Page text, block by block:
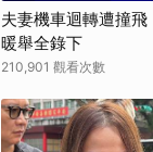
夫妻機車迴轉遭撞
暖舉全錄下
210,901 觀看次數